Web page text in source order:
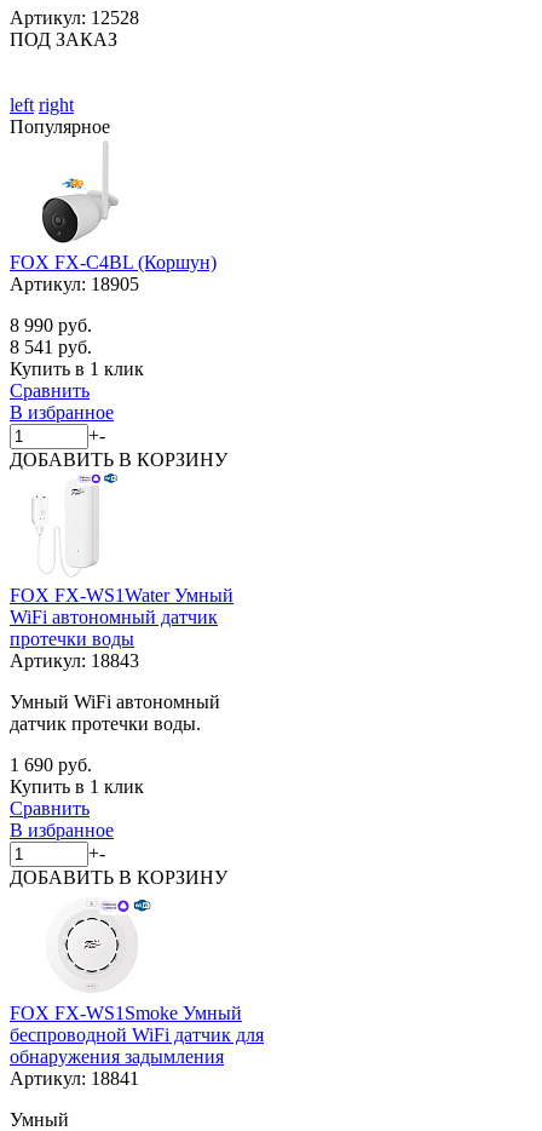
Артикул: 12528
ПОД ЗАКАЗ
left right
Популярное
FOX FX-C4BL (Коршун)
Артикул: 18905
8 990 руб.
8 541 руб.
Купить в 1 клик
Сравнить
В избранное
+-
ДОБАВИТЬ В КОРЗИНУ
FOX FX-WS1Water Умный
WiFi автономный датчик
протечки воды
Артикул: 18843
Умный WiFi автономный
датчик протечки воды.
1 690 руб.
Купить в 1 клик
Сравнить
В избранное
+-
ДОБАВИТЬ В КОРЗИНУ
FOX FX-WS1Smoke Умный
беспроводной WiFi датчик для
обнаружения задымления
Артикул: 18841
Умный